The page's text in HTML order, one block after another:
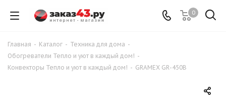
0
Главная - Каталог - Техника для дома -
Обогреватели Тепло и уют в каждый дом! -
Конвекторы Тепло и уют в каждый дом! - GRAMEX GR-450В